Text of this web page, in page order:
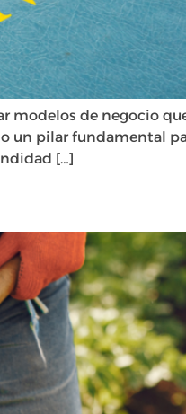
modelos de negocio
un pilar fundamental
[…]